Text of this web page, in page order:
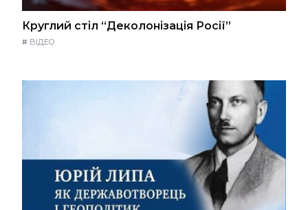
Круглий стіл “Деколонізація Росії”
# ВІДЕО